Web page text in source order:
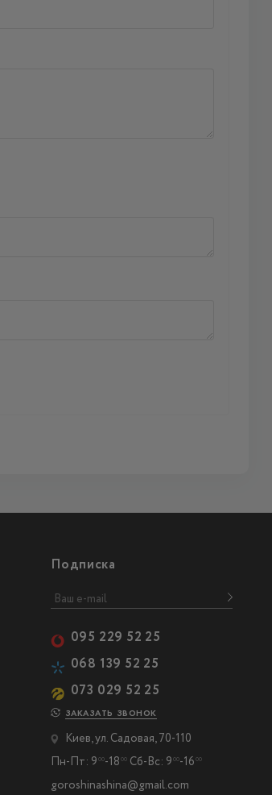
Подписка
095 229 52 25
068 139 52 25
073 029 52 25
ЗАКАЗАТЬ ЗВОНОК
Киев, ул. Садовая, 70-110
Пн-Пт: 9 00-18 00Сб-Вс: 9 00-16 00
goroshinashina@gmail.com